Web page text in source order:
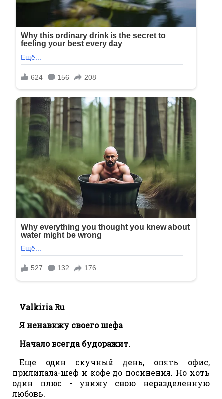
Valkiria Ru
Я ненавижу своего шефа
Начало всегда будоражит.
Еще один скучный день, опять офис,
прилипала-шеф и кофе до посинения. Но хоть
один плюс - увижу свою неразделенную
любовь.